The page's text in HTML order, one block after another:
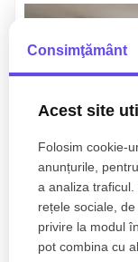
Floresti
Consimţământ
Acest site
Folosim cookie-
anunțurile,
a analiza
rețele sociale,
privire la modul
pot combina cu